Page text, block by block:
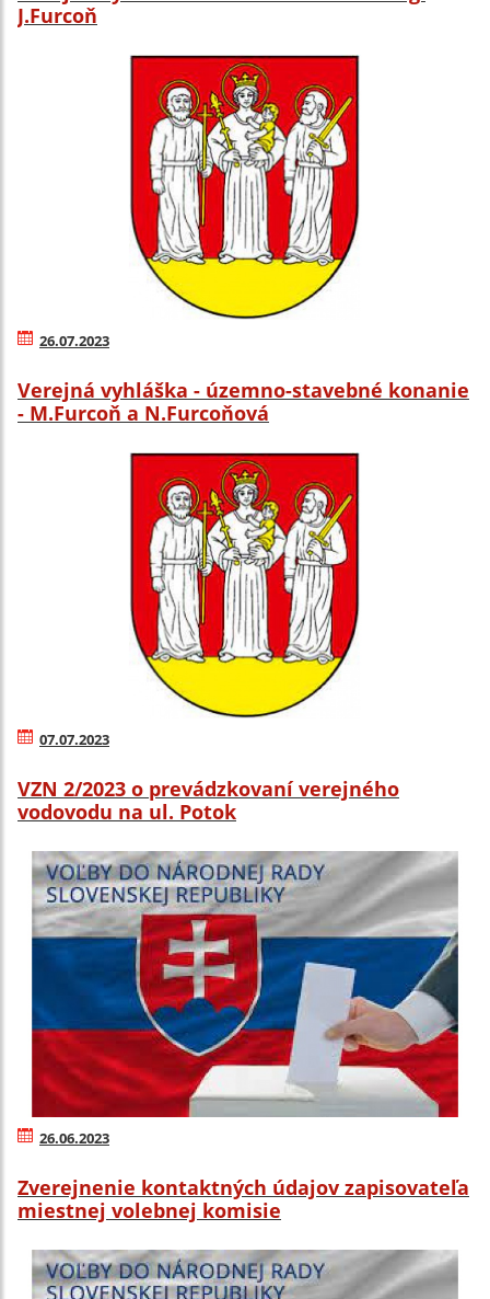
J.Furcoň
26.07.2023
Verejná vyhláška - územno-stavebné konanie
- M.Furcoň a N.Furcoňová
07.07.2023
VZN 2/2023 o prevádzkovaní verejného
vodovodu na ul. Potok
26.06.2023
Zverejnenie kontaktných údajov zapisovateľa
miestnej volebnej komisie